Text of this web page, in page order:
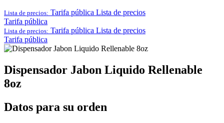
Lista de precios: Tarifa pública Lista de precios
Tarifa pública
Lista de precios: Tarifa pública Lista de precios
Tarifa pública
Dispensador Jabon Liquido Rellenable
8oz
Datos para su orden